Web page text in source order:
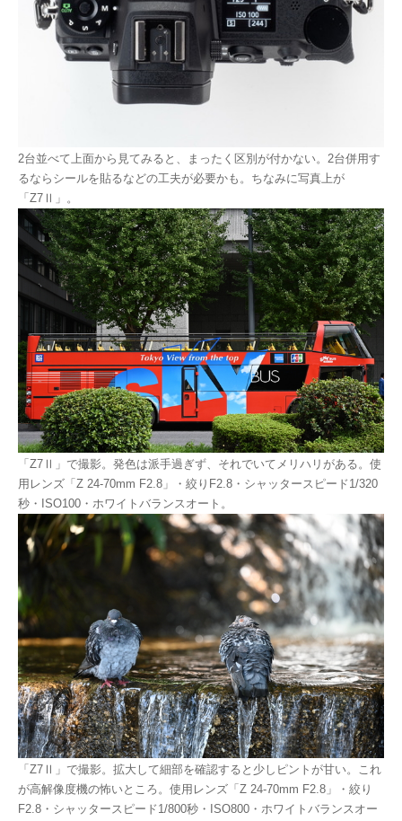
2台並べて上面から見てみると、まったく区別が付かない。2台併用す
るならシールを貼るなどの工夫が必要かも。ちなみに写真上が
「Z7Ⅱ」。
「Z7Ⅱ」で撮影。発色は派手過ぎず、それでいてメリハリがある。使
用レンズ「Z 24-70mm F2.8」・絞りF2.8・シャッタースピード1/320
秒・ISO100・ホワイトバランスオート。
「Z7Ⅱ」で撮影。拡大して細部を確認すると少しピントが甘い。これ
が高解像度機の怖いところ。使用レンズ「Z 24-70mm F2.8」・絞り
F2.8・シャッタースピード1/800秒・ISO800・ホワイトバランスオー